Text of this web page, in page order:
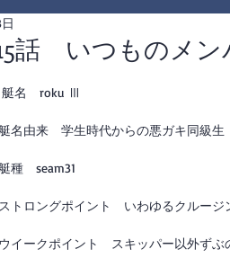
話 いつものメン
名　roku Ⅲ
名由来　学生時代からの悪ガキ同級生
種　seam31
トロングポイント　いわゆるクルージ
イークポイント　スキッパー以外ずぶ